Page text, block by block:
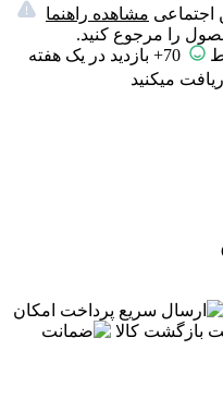
مشاهده راهنما
را مرجوع کنید.
70+ بازدید در یک هفته
میکنید
پرداخت امکان